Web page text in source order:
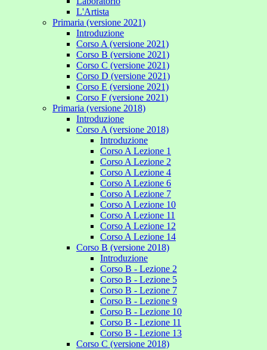
L'Artista
Primaria (versione 2021)
Introduzione
Corso A (versione 2021)
Corso B (versione 2021)
Corso C (versione 2021)
Corso D (versione 2021)
Corso E (versione 2021)
Corso F (versione 2021)
Primaria (versione 2018)
Introduzione
Corso A (versione 2018)
Introduzione
Corso A Lezione 1
Corso A Lezione 2
Corso A Lezione 4
Corso A Lezione 6
Corso A Lezione 7
Corso A Lezione 10
Corso A Lezione 11
Corso A Lezione 12
Corso A Lezione 14
Corso B (versione 2018)
Introduzione
Corso B - Lezione 2
Corso B - Lezione 5
Corso B - Lezione 7
Corso B - Lezione 9
Corso B - Lezione 10
Corso B - Lezione 11
Corso B - Lezione 13
Corso C (versione 2018)